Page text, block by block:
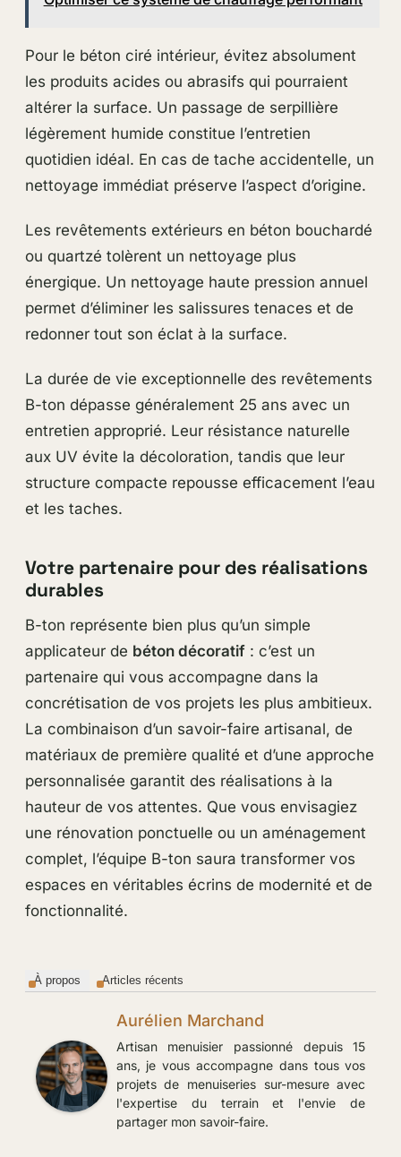
Pour le béton ciré intérieur, évitez absolument
les produits acides ou abrasifs qui pourraient
altérer la surface. Un passage de serpillière
légèrement humide constitue l’entretien
quotidien idéal. En cas de tache accidentelle, un
nettoyage immédiat préserve l’aspect d’origine.
Les revêtements extérieurs en béton bouchardé
ou quartzé tolèrent un nettoyage plus
énergique. Un nettoyage haute pression annuel
permet d’éliminer les salissures tenaces et de
redonner tout son éclat à la surface.
La durée de vie exceptionnelle des revêtements
B-ton dépasse généralement 25 ans avec un
entretien approprié. Leur résistance naturelle
aux UV évite la décoloration, tandis que leur
structure compacte repousse efficacement l’eau
et les taches.
Votre partenaire pour des réalisations
durables
B-ton représente bien plus qu’un simple
applicateur de béton décoratif: c’est un
partenaire qui vous accompagne dans la
concrétisation de vos projets les plus ambitieux.
La combinaison d’un savoir-faire artisanal, de
matériaux de première qualité et d’une approche
personnalisée garantit des réalisations à la
hauteur de vos attentes. Que vous envisagiez
une rénovation ponctuelle ou un aménagement
complet, l’équipe B-ton saura transformer vos
espaces en véritables écrins de modernité et de
fonctionnalité.
À propos Articles récents
Aurélien Marchand
Artisan menuisier passionné depuis 15
ans, je vous accompagne dans tous vos
projets de menuiseries sur-mesure avec
l'expertise du terrain et l'envie de
partager mon savoir-faire.